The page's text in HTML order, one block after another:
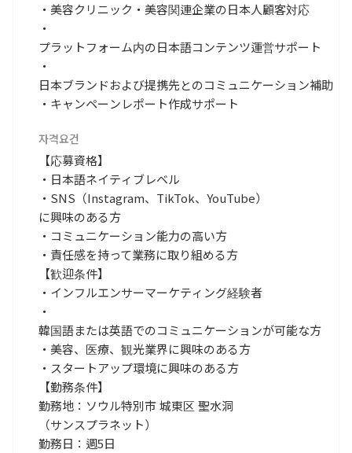
・美容クリニック・美容関連企業の日本人顧客対応
・
プラットフォーム内の日本語コンテンツ運営サポート
・
日本ブランドおよび提携先とのコミュニケーション補助
・キャンペーンレポート作成サポート
자격요건
【応募資格】
・日本語ネイティブレベル
・SNS（Instagram、TikTok、YouTube）
に興味のある方
・コミュニケーション能力の高い方
・責任感を持って業務に取り組める方
【歓迎条件】
・インフルエンサーマーケティング経験者
・
韓国語または英語でのコミュニケーションが可能な方
・美容、医療、観光業界に興味のある方
・スタートアップ環境に興味のある方
【勤務条件】
勤務地：ソウル特別市 城東区 聖水洞
（サンスプラネット）
勤務日：週5日